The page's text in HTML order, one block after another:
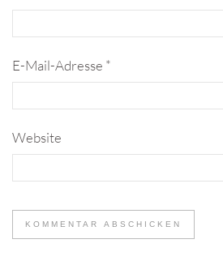
E-Mail-Adresse *
Website